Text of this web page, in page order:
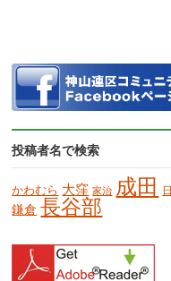
投稿者名で検索
かわむら 大窪 家治 成田
鎌倉 長谷部